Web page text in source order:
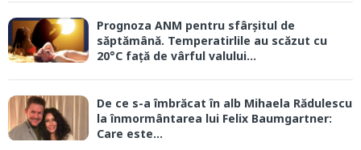
Prognoza ANM pentru sfârșitul de
săptămână. Temperatirlile au scăzut cu
20°C față de vârful valului...
De ce s-a îmbrăcat în alb Mihaela Rădulescu
la înmormântarea lui Felix Baumgartner:
Care este...